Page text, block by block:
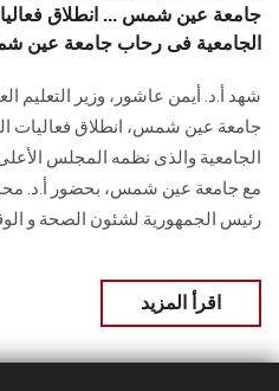
سجل
جامعة عين شمس ... انطلاق
الجامعية فى رحاب جامعة عين
شهد أ.د. أيمن عاشور، وزير التعليم
جامعة عين شمس، انطلاق فعاليات
الجامعية والذى نظمه المجلس
مع جامعة عين شمس، بحضور أ.د.
رئيس الجمهورية لشئون الصحة و
اقرأ المزيد